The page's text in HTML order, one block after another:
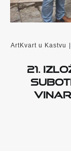
ArtKvart u Kastvu
21.